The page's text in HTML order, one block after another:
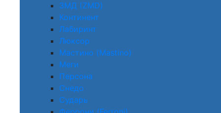
ЗМД (ZMD)
Континент
Лабиринт
Люксор
Мастино (Mastino)
Меги
Персона
Снедо
Сударь